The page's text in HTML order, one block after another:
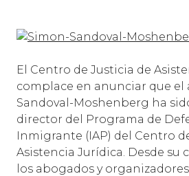
El Centro de Justicia de
complace en anunciar que el
Sandoval-Moshenberg ha
director del Programa de
Inmigrante (IAP) del Centro
Asistencia Jurídica. Desde su
los abogados y